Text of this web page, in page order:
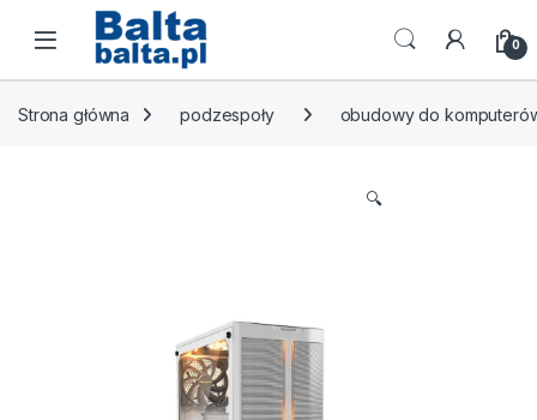
Skip to navigation
Skip to content
Open 0
Strona główna podzespoły obudowy do
🔍